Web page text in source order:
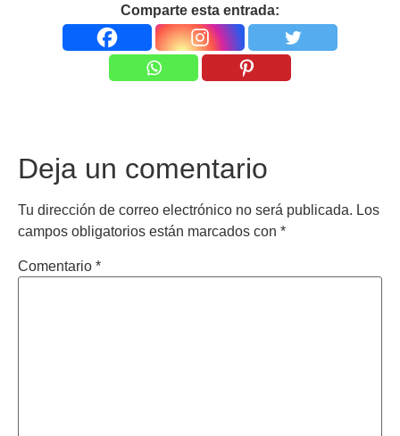
Comparte esta entrada:
Deja un comentario
Tu dirección de correo electrónico no será publicada. Los
campos obligatorios están marcados con *
Comentario *